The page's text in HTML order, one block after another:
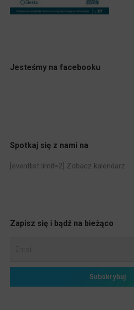
Jesteśmy na facebooku
Spotkaj się z nami na
[eventlist limit=2] Zobacz kalendarz
Zapisz się i bądź na bieżąco